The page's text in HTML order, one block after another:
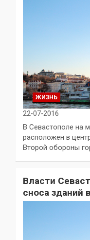
ЖИЗНЬ
22-07-2016
В Севастополе на
расположен в
Второй обороны
Власти
сноса зданий